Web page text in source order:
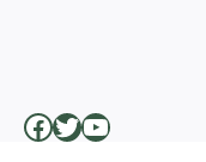
Facebook Twitter YouTube